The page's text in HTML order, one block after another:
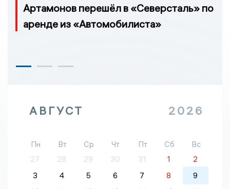
Артамонов перешёл в «Северсталь» по
аренде из «Автомобилиста»
АВГУСТ 2026
Пн Вт Ср Чт Пт Сб
Вс
27
28 29 30 31 1
2
3
4 5 6 7 8
9